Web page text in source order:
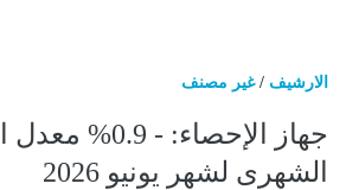
الارشيف /غير مصنف
جهاز الإحصاء: -
الشهرى لشهر يونيو 2026